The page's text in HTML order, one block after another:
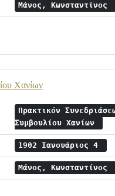
Μάνος, Κωνσταντίνος
Χανίων
Πρακτικόν
Συμβουλίου Χανίων
1902 Ιανουάριος 4
Μάνος, Κωνσταντίνος